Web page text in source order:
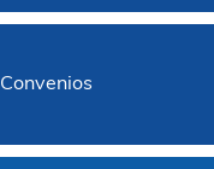
Convenios